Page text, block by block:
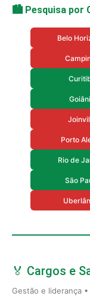
🏙️ Pesquisa por
Belo
Porto
Rio de
São
🏅 Cargos e
Gestão e liderança •